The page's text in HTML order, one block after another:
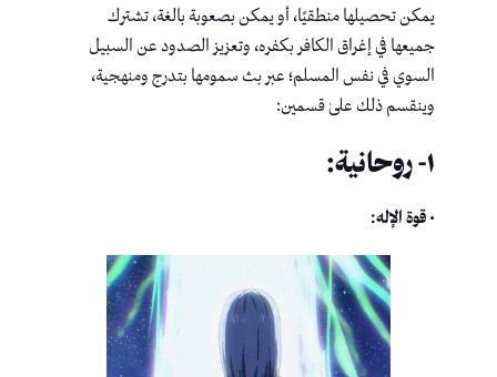
يمكن تحصيلها منطقيًا، أو يمكن بصعوبة بالغة، تشترك
جميعها في إغراق الكافر بكفره، وتعزيز الصدود عن السبيل
السوي في نفس المسلم؛ عبر بث سمومها بتدرج ومنهجية،
وينقسم ذلك علىٰ قسمين:
١- روحانية:
• قوة الإله: